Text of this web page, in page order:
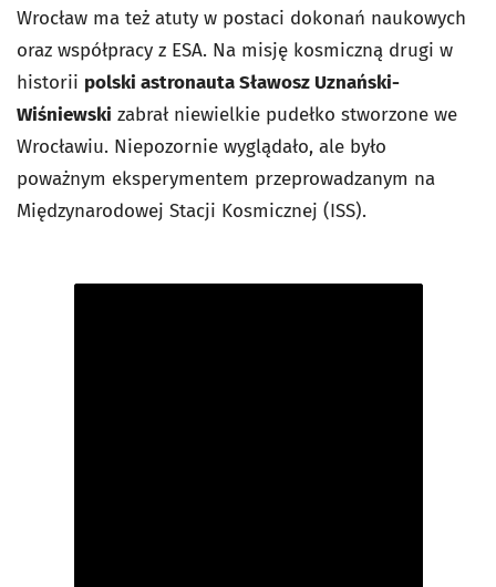
Wrocław ma też atuty w postaci dokonań naukowych
oraz współpracy z ESA. Na misję kosmiczną drugi w
historii polski astronauta Sławosz Uznański-
Wiśniewski zabrał niewielkie pudełko stworzone we
Wrocławiu. Niepozornie wyglądało, ale było
poważnym eksperymentem przeprowadzanym na
Międzynarodowej Stacji Kosmicznej (ISS).